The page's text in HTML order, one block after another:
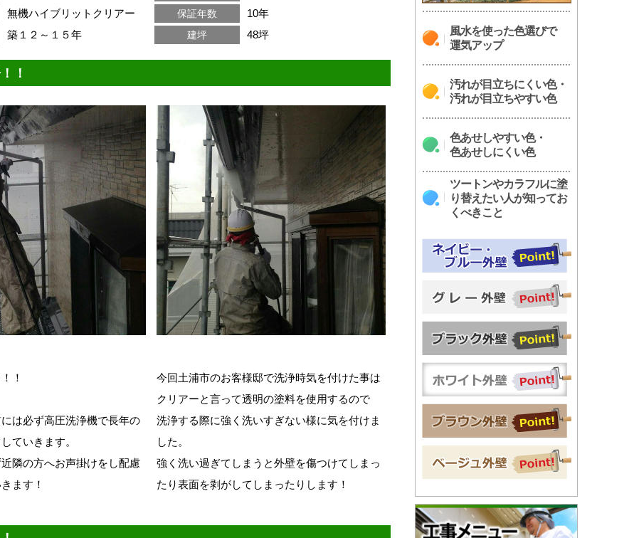
無機ハイブリットクリアー
築１２～１５年
保証年数 10年
建坪 48坪
！
！
は必ず高圧洗浄機で長年の
ていきます。
隣の方へお声掛けをし配慮
ます！
今回土浦市のお客様邸で洗浄時気を付けた事は
クリアーと言って透明の塗料を使用するので
洗浄する際に強く洗いすぎない様に気を付けま
した。
強く洗い過ぎてしまうと外壁を傷つけてしまっ
たり表面を剥がしてしまったりします！
風水を使った色選びで
運気アップ
汚れが目立ちにくい色・
汚れが目立ちやすい色
色あせしやすい色・
色あせしにくい色
ツートンやカラフルに塗
り替えたい人が知ってお
くべきこと